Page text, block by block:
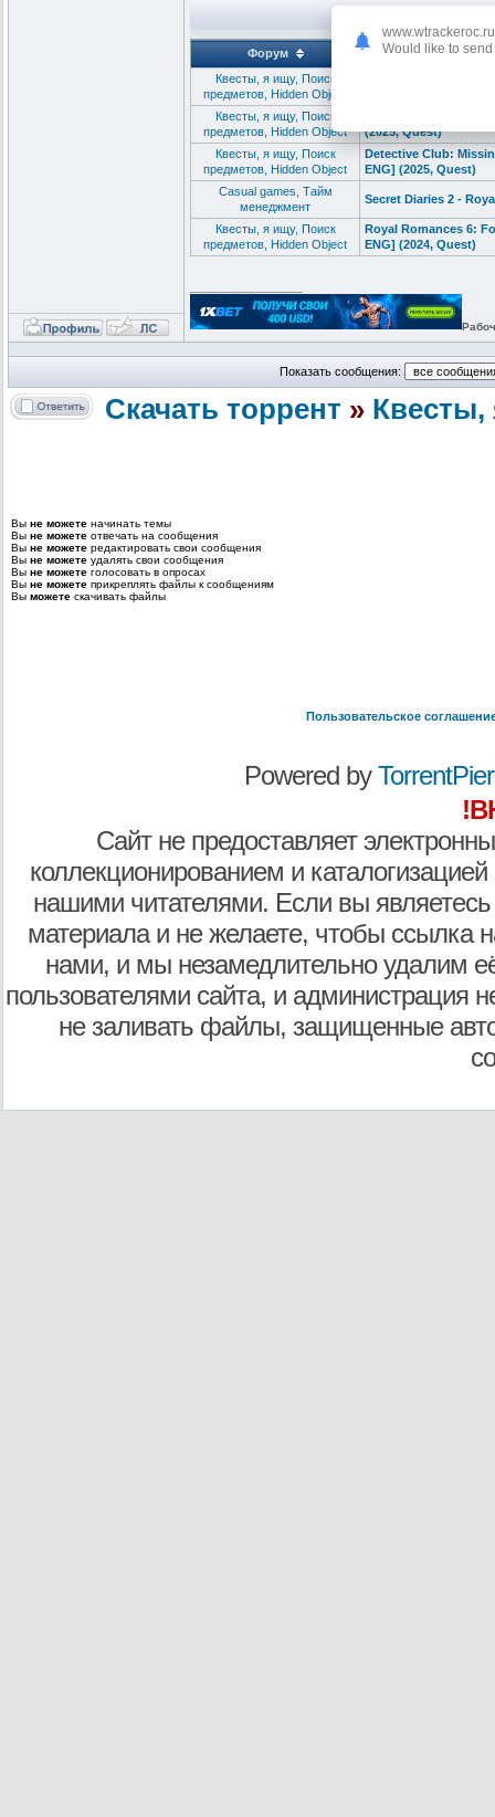
Форум
Квесты, я ищу, Поиск
предметов, Hidden Object
Квесты, я ищу, Поиск
предметов, Hidden Object
(2025, Quest)
Квесты, я ищу, Поиск
предметов, Hidden Object
Detective Club:
ENG] (2025, Quest)
Сasual games, Тайм
менеджмент
Secret Diaries 2 -
Квесты, я ищу, Поиск
предметов, Hidden Object
Royal Romances 6:
ENG] (2024, Quest)
Показать сообщения:
Скачать торрент » Квесты,
Вы не можете начинать темы
Вы не можете отвечать на сообщения
Вы не можете редактировать свои сообщения
Вы не можете удалять свои сообщения
Вы не можете голосовать в опросах
Вы не можете прикреплять файлы к сообщениям
Вы можете скачивать файлы
Пользовательское
Powered by
Сайт не предоставляет
коллекционированием и
нашими читателями. Если вы являетесь
материала и не желаете, чтобы ссылка
нами, и мы незамедлительно удалим
пользователями сайта, и администрация
не заливать файлы, защищенные
www.wtrackeroc.ru
Would like to